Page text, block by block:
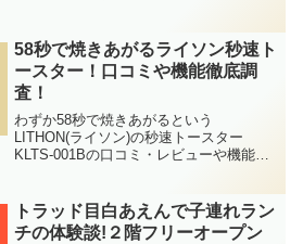
行ける距離にある所や子供と入れる所を
まとめています。一之宮貫
58秒で焼きあがるライソン秒速ト
ースター！口コミや機能徹底調
査！
わずか58秒で焼きあがるという
LITHON(ライソン)の秒速トースター
KLTS-001Bの口コミ・レビューや機能を
ちっの美味しいトーストが焼けたらとて
も便利で助かりま
トラッド目白あえんで子連れラン
チの体験談!２階フリーオープン